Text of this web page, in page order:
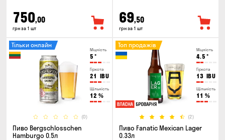
750,00
грн за 1 шт
69,50
грн за 1 шт
Міцність
5 °
Гіркота
21 IBU
Щільність
12 %
(0)
Тільки онлайн
Пиво Bergschlosschen
Hamburgo 0.5л
Міцність
4.5 °
Гіркота
13 IBU
Щільність
11 %
(2)
Топ продажів
Пиво Fanatic Mexican Lager
0.33л